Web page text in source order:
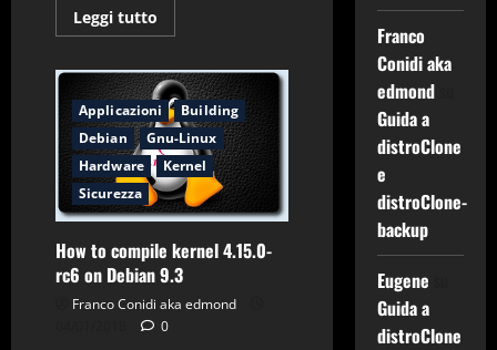
Leggi tutto
di
Debian
10
freeze
random
Applicazioni
Building
Debian
Gnu-Linux
Hardware
Kernel
Sicurezza
How to compile kernel 4.15.0-
rc6 on Debian 9.3
Franco Conidi aka edmond
0
Franco
Conidi aka
edmondsu
Guida a
distroClone
e
distroClone-
backup
Eugene
Guida a
distroClone